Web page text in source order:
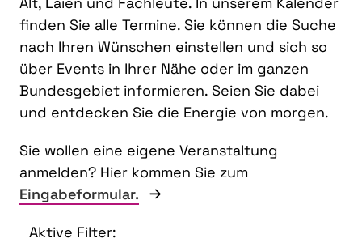
finden Sie alle Termine. Sie können die Suche
nach Ihren Wünschen einstellen und sich so
über Events in Ihrer Nähe oder im ganzen
Bundesgebiet informieren. Seien Sie dabei
und entdecken Sie die Energie von morgen.
Sie wollen eine eigene Veranstaltung
anmelden? Hier kommen Sie zum
Eingabeformular.
Aktive Filter: